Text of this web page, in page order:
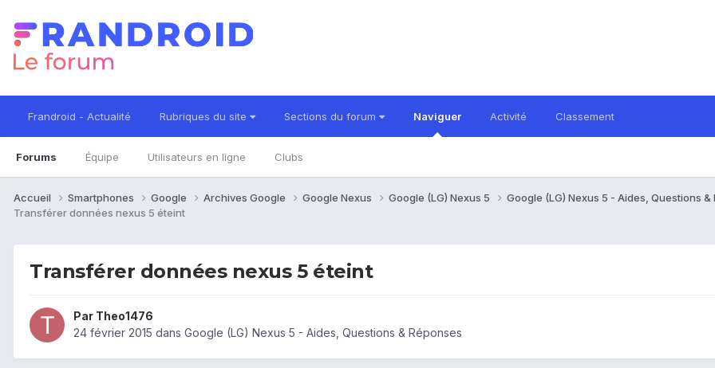
Frandroid - Actualité Rubriques du site Sections du forum Naviguer
Forums Équipe Utilisateurs en ligne Clubs
Activité Classement
Accueil Smartphones Google Archives Google Google Nexus Google (LG) Nexus 5
Google (LG) Nexus 5 - Aides, Questions &
Transférer données nexus 5 éteint
Transférer données nexus 5 éteint
Par Theo1476
24 février 2015 dans Google (LG) Nexus 5 - Aides, Questions & Réponses